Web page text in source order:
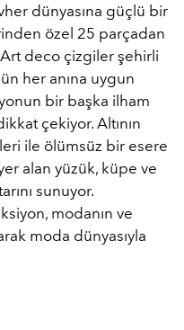
dünyasına güçlü bir
özel 25 parçadan
deco çizgiler şehirli
her anına uygun
bir başka ilham
çekiyor. Altının
ile ölümsüz bir esere
alan yüzük, küpe ve
sunuyor.
modanın ve
moda dünyasıyla